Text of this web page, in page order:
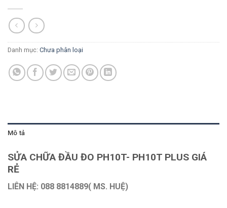
Danh mục: Chưa phân loại
Mô tả
SỬA CHỮA ĐẦU ĐO PH10T- PH10T PLUS GIÁ
RẺ
LIÊN HỆ: 088 8814889( MS. HUỆ)